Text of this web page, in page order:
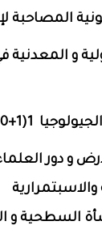
المصاحبة
و المعدنية
و دور
والاسبتمرارية
السطحية و